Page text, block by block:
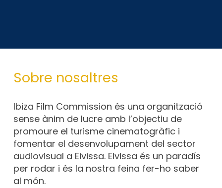
Sobre nosaltres
Ibiza Film Commission és una organització
sense ànim de lucre amb l’objectiu de
promoure el turisme cinematogràfic i
fomentar el desenvolupament del sector
audiovisual a Eivissa. Eivissa és un paradís
per rodar i és la nostra feina fer-ho saber
al món.